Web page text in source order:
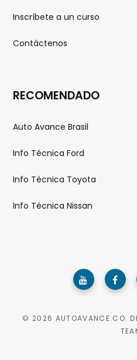
Inscríbete a un curso
Contáctenos
RECOMENDADO
Auto Avance Brasil
Info Técnica Ford
Info Técnica Toyota
Info Técnica Nissan
© 2026 AUTOAVANCE.CO.